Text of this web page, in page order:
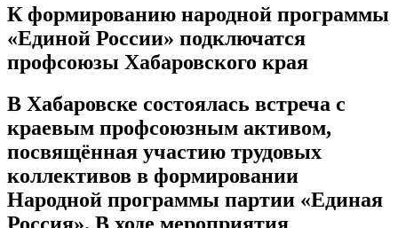
К формированию народной программы
«Единой России» подключатся
профсоюзы Хабаровского края
В Хабаровске состоялась встреча с
краевым профсоюзным активом,
посвящённая участию трудовых
коллективов в формировании
Народной программы партии «Единая